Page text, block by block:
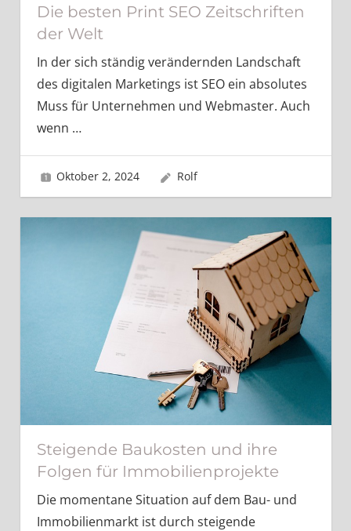
Die besten Print SEO Zeitschriften
der Welt
In der sich ständig verändernden Landschaft
des digitalen Marketings ist SEO ein absolutes
Muss für Unternehmen und Webmaster. Auch
wenn …
Oktober 2, 2024 Rolf
Steigende Baukosten und ihre
Folgen für Immobilienprojekte
Die momentane Situation auf dem Bau- und
Immobilienmarkt ist durch steigende